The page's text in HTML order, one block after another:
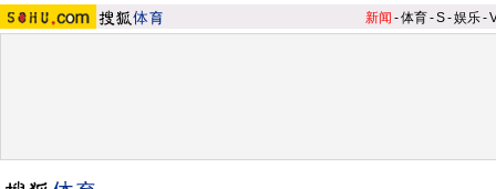
新闻 -体育-S-娱乐-